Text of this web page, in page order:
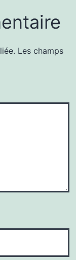
Les champs